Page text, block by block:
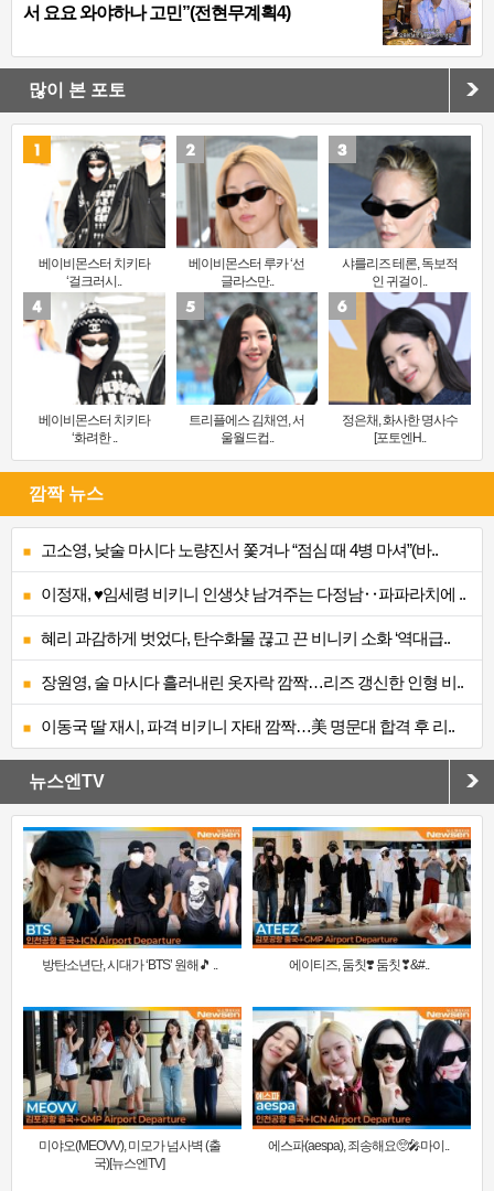
서 요요 와야하나 고민”(전현무계획4)
많이 본 포토
베이비몬스터 치키타
‘걸크러시..
베이비몬스터 루카 ‘선
글라스만..
샤를리즈 테론, 독보적
인 귀걸이..
베이비몬스터 치키타
‘화려한 ..
트리플에스 김채연, 서
울월드컵..
정은채, 화사한 명사수
[포토엔H..
깜짝 뉴스
고소영, 낮술 마시다 노량진서 쫓겨나 “점심 때 4병 마셔”(바..
이정재, ♥임세령 비키니 인생샷 남겨주는 다정남‥파파라치에 ..
혜리 과감하게 벗었다, 탄수화물 끊고 끈 비니키 소화 ‘역대급..
장원영, 술 마시다 흘러내린 옷자락 깜짝…리즈 갱신한 인형 비..
이동국 딸 재시, 파격 비키니 자태 깜짝…美 명문대 합격 후 리..
뉴스엔TV
방탄소년단, 시대가 ‘BTS’ 원해🎵 .. 에이티즈, 둠칫❣️ 둠칫❣&#..
미야오(MEOVV), 미모가 넘사벽 (출
국)[뉴스엔TV]
에스파(aespa), 죄송해요🥺🎤마이..